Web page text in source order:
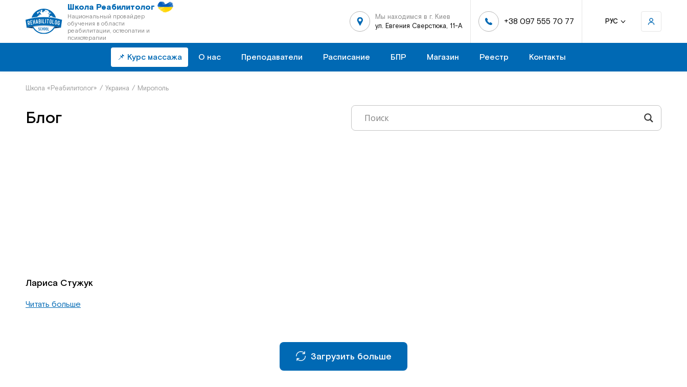
Школа Реабилитолог
Национальный провайдер
обучения в области
реабилитации, остеопатии и
психотерапии
Мы находимся в г. Киев
ул. Евгения Сверстюка, 11-А
+38 097 555 70 77 РУС
📌 Курс массажа О нас Преподаватели Расписание БПР Магазин Реестр Контакты
Школа «Реабилитолог» / Украина / Мирополь
Блог
Лариса Стужук
Читать больше
Загрузить больше